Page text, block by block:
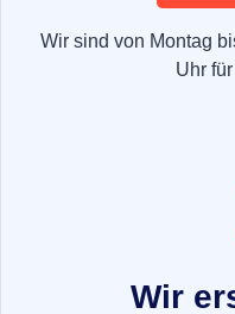
Wir sind von Montag
Uhr
Wir